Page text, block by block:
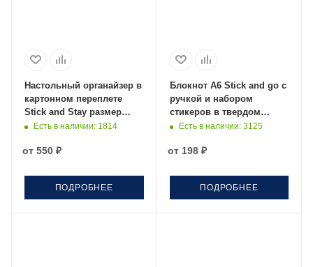
Настольный органайзер в
картонном переплете
Stick and Stay размер
9,5*9,5*9,5 см, черный
Есть в наличии: 1814
от 550 ₽
ПОДРОБНЕЕ
Блокнот А6 Stick and go с
ручкой и набором
стикеров в твердом
переплете, размер
Есть в наличии: 3125
от 198 ₽
ПОДРОБНЕЕ